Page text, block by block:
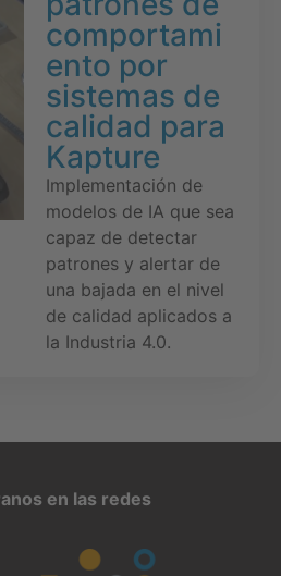
comportami
ento por
sistemas de
calidad para
Kapture
Implementación de
modelos de IA que sea
capaz de detectar
patrones y alertar de
una bajada en el nivel
de calidad aplicados a
la Industria 4.0.
en las redes